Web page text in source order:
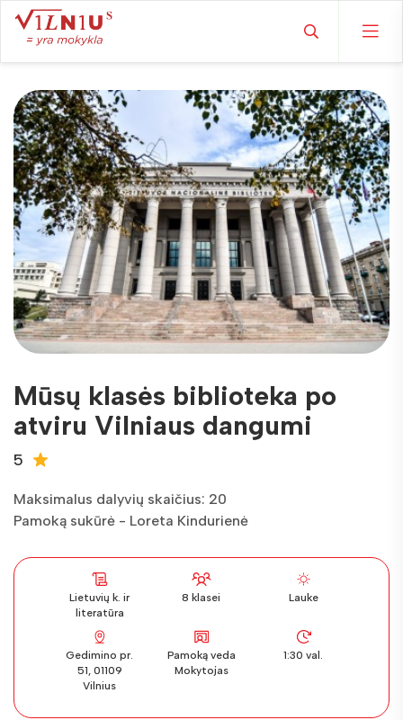
Mūsų klasės biblioteka po
atviru Vilniaus dangumi
5
Maksimalus dalyvių skaičius: 20
Pamoką sukūrė - Loreta Kindurienė
Lietuvių k. ir
literatūra
8 klasei Lauke
Gedimino pr.
51, 01109
Vilnius
Pamoką veda
Mokytojas
1:30 val.